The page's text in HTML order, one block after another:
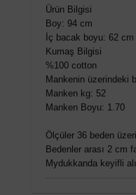
Ürün Bilgisi
Boy: 94 cm
İç bacak boyu: 62 cm
Kumaş Bilgisi
%100 cotton
Mankenin üzerindeki
Manken kg: 52
Manken Boyu: 1.70
Ölçüler 36 beden
Bedenler arası 2 cm
Mydukkanda keyifli